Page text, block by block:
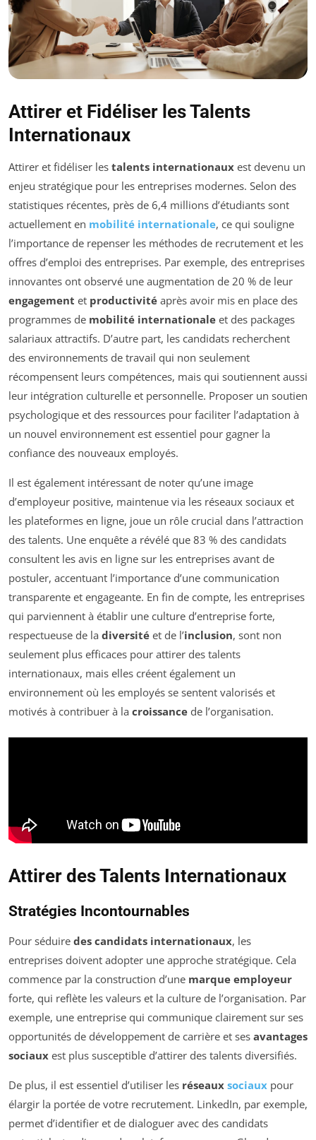
Attirer et Fidéliser les Talents
Internationaux
Attirer et fidéliser les talents internationaux est devenu un
enjeu stratégique pour les entreprises modernes. Selon des
statistiques récentes, près de 6,4 millions d’étudiants sont
actuellement en mobilité internationale, ce qui souligne
l’importance de repenser les méthodes de recrutement et les
offres d’emploi des entreprises. Par exemple, des entreprises
innovantes ont observé une augmentation de 20 % de leur
engagement et productivité après avoir mis en place des
programmes de mobilité internationale et des packages
salariaux attractifs. D’autre part, les candidats recherchent
des environnements de travail qui non seulement
récompensent leurs compétences, mais qui soutiennent aussi
leur intégration culturelle et personnelle. Proposer un soutien
psychologique et des ressources pour faciliter l’adaptation à
un nouvel environnement est essentiel pour gagner la
confiance des nouveaux employés.
Il est également intéressant de noter qu’une image
d’employeur positive, maintenue via les réseaux sociaux et
les plateformes en ligne, joue un rôle crucial dans l’attraction
des talents. Une enquête a révélé que 83 % des candidats
consultent les avis en ligne sur les entreprises avant de
postuler, accentuant l’importance d’une communication
transparente et engageante. En fin de compte, les entreprises
qui parviennent à établir une culture d’entreprise forte,
respectueuse de la diversité et de l’inclusion, sont non
seulement plus efficaces pour attirer des talents
internationaux, mais elles créent également un
environnement où les employés se sentent valorisés et
motivés à contribuer à la croissance de l’organisation.
Attirer des Talents Internationaux
Stratégies Incontournables
Pour séduire des candidats internationaux, les
entreprises doivent adopter une approche stratégique. Cela
commence par la construction d’une marque employeur
forte, qui reflète les valeurs et la culture de l’organisation. Par
exemple, une entreprise qui communique clairement sur ses
opportunités de développement de carrière et ses avantages
sociaux est plus susceptible d’attirer des talents diversifiés.
De plus, il est essentiel d’utiliser les réseaux sociaux pour
élargir la portée de votre recrutement. LinkedIn, par exemple,
permet d’identifier et de dialoguer avec des candidats